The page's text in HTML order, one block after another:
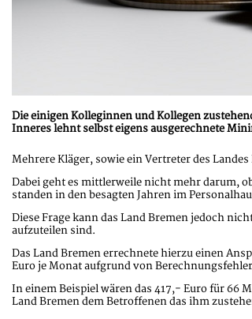
Die einigen Kolleginnen und Kollegen
Inneres lehnt selbst eigens ausgerechnete
Mehrere Kläger, sowie ein Vertreter des
Dabei geht es mittlerweile nicht mehr darum,
standen in den besagten Jahren im
Diese Frage kann das Land Bremen jedoch
aufzuteilen sind.
Das Land Bremen errechnete hierzu einen
Euro je Monat aufgrund von
In einem Beispiel wären das 417,- Euro für 66
Land Bremen dem Betroffenen das ihm